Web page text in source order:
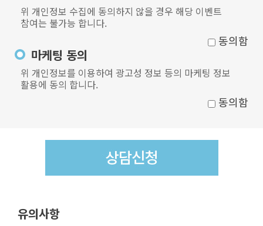
위 개인정보 수집에 동의하지 않을 경우 해당 이벤트
참여는 불가능 합니다.
동의함
마케팅 동의
위 개인정보를 이용하여 광고성 정보 등의 마케팅 정보
활용에 동의 합니다.
동의함
유의사항